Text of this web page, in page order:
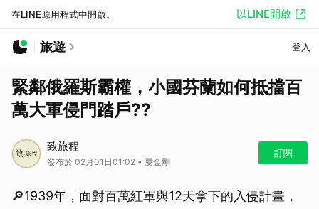
在LINE應用程式中開啟。 以LINE開啟
旅遊 登入
緊鄰俄羅斯霸權，小國芬蘭如何抵擋百
萬大軍侵門踏戶??
致旅程
發布於 02月01日01:02 • 夏金剛
訂閱
🔎1939年，面對百萬紅軍與12天拿下的入侵計畫，